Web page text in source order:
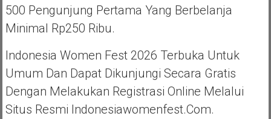
500 Pengunjung Pertama Yang Berbelanja
Minimal Rp250 Ribu.
Indonesia Women Fest 2026 Terbuka Untuk
Umum Dan Dapat Dikunjungi Secara Gratis
Dengan Melakukan Registrasi Online Melalui
Situs Resmi Indonesiawomenfest.com.